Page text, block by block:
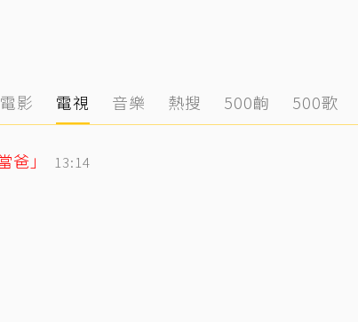
電影 電視 音樂 熱搜 500齣 500歌
」 13:14